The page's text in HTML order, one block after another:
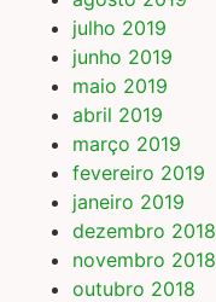
julho 2019
junho 2019
maio 2019
abril 2019
março 2019
fevereiro 2019
janeiro 2019
dezembro 2018
novembro 2018
outubro 2018